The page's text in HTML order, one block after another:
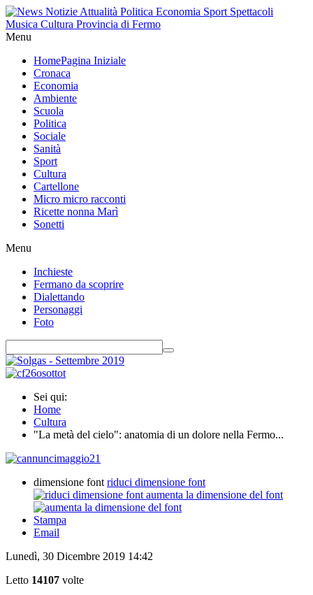
Menu
HomePagina Iniziale
Cronaca
Economia
Ambiente
Scuola
Politica
Sociale
Sanità
Sport
Cultura
Cartellone
Micro micro racconti
Ricette nonna Marì
Sonetti
Menu
Inchieste
Fermano da scoprire
Dialettando
Personaggi
Foto
Sei qui:
Home
Cultura
"La metà del cielo": anatomia di un dolore nella Fermo...
dimensione font riduci dimensione font
aumenta la dimensione del font
Stampa
Email
Lunedì, 30 Dicembre 2019 14:42
Letto 14107 volte